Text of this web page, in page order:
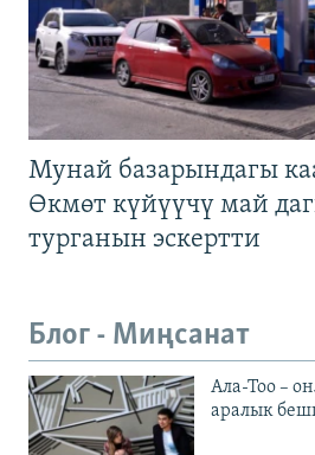
Мунай базарындагы
Өкмөт күйүүчү май
турганын эскертти
Блог - Миңсанат
Ала-Тоо –
аралык